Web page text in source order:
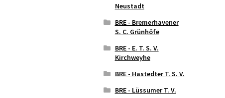
Neustadt
BRE - Bremerhavener
S. C. Grünhöfe
BRE - E. T. S. V.
Kirchweyhe
BRE - Hastedter T. S. V.
BRE - Lüssumer T. V.